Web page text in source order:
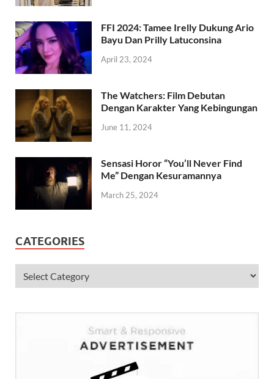
FFI 2024: Tamee Irelly Dukung Ario
Bayu Dan Prilly Latuconsina
April 23, 2024
The Watchers: Film Debutan
Dengan Karakter Yang Kebingungan
June 11, 2024
Sensasi Horor “You’ll Never Find
Me” Dengan Kesuramannya
March 25, 2024
CATEGORIES